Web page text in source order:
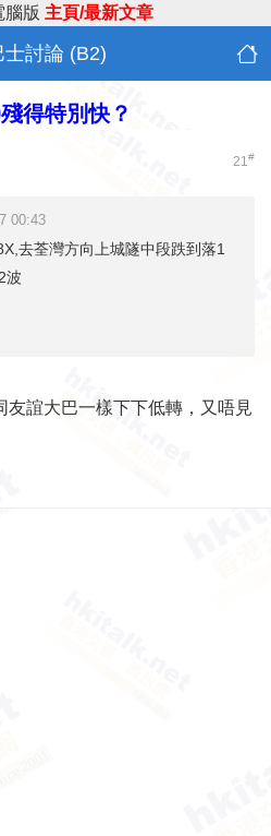
腦版 主頁/最新文章
士討論 (B2)
得特別快？
21#
00:43
去荃灣方向上城隧中段跌到落1
波
友誼大巴一樣下下低轉，又唔見